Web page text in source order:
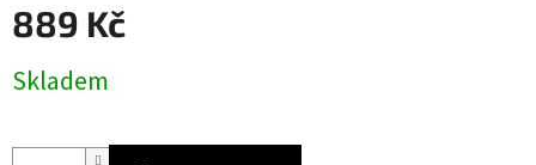
889 Kč
cena:
Skladem